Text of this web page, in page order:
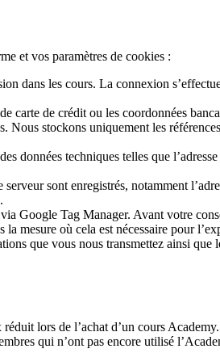
et vos paramètres de cookies :
dans les cours. La connexion
carte de crédit ou les coordonnées
stockons uniquement les
données techniques telles que
serveur sont enregistrés, notamment
Google Tag Manager. Avant votre
mesure où cela est nécessaire pour
que vous nous transmettez ainsi que
lors de l’achat d’un cours
qui n’ont pas encore utilisé